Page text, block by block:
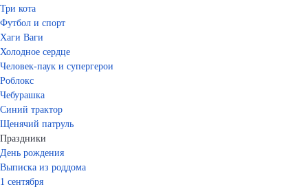
Три кота
Футбол и спорт
Хаги Ваги
Холодное сердце
Человек-паук и супергерои
Роблокс
Чебурашка
Синий трактор
Щенячий патруль
Праздники
День рождения
Выписка из роддома
1 сентября